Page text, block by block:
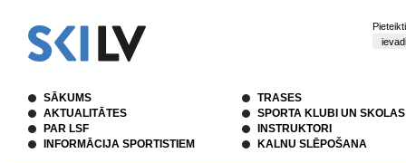
SĀKUMS
AKTUALITĀTES
PAR LSF
INFORMĀCIJA SPORTISTIEM
TRASES
SPORTA KLUBI UN SKOLAS
INSTRUKTORI
KALNU SLĒPOŠANA